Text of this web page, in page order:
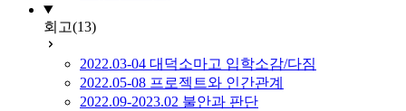
회고(13)
2022.03-04 대덕소마고 입학소감/다짐
2022.05-08 프로젝트와 인간관계
2022.09-2023.02 불안과 판단